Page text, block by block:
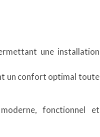
une installation
un confort optimal toute
fonctionnel et